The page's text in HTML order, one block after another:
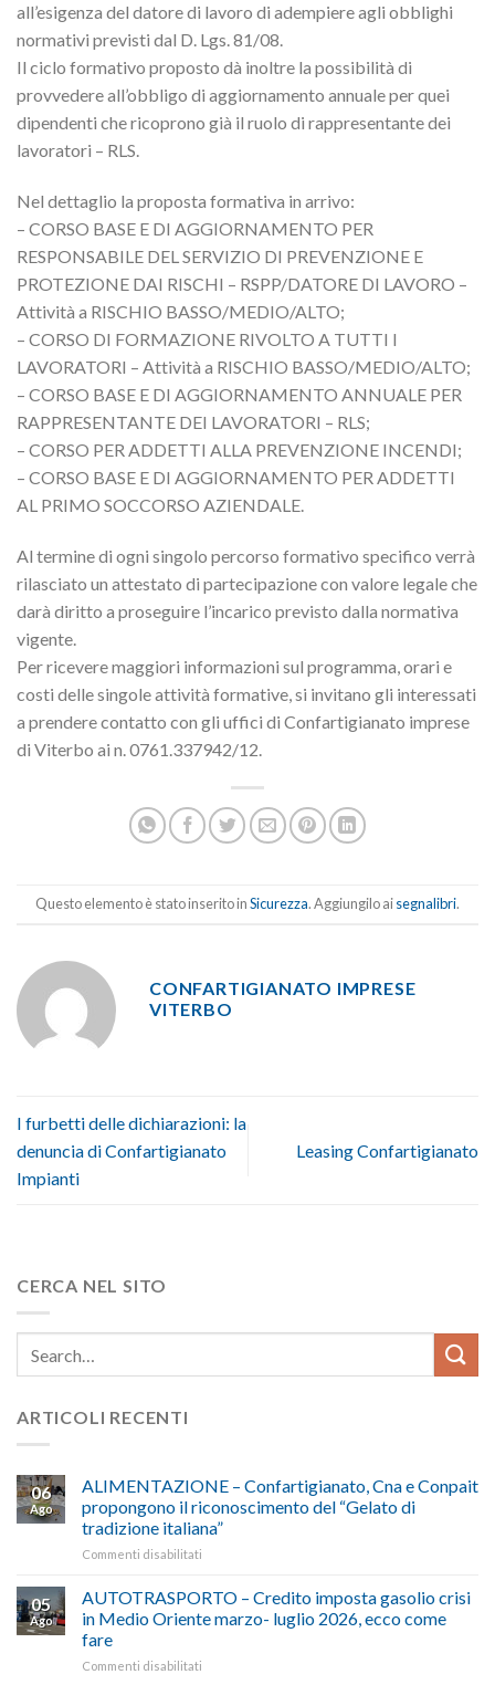
all’esigenza del datore di lavoro di adempiere agli obblighi
normativi previsti dal D. Lgs. 81/08.
Il ciclo formativo proposto dà inoltre la possibilità di
provvedere all’obbligo di aggiornamento annuale per quei
dipendenti che ricoprono già il ruolo di rappresentante dei
lavoratori – RLS.
Nel dettaglio la proposta formativa in arrivo:
– CORSO BASE E DI AGGIORNAMENTO PER
RESPONSABILE DEL SERVIZIO DI PREVENZIONE E
PROTEZIONE DAI RISCHI – RSPP/DATORE DI LAVORO –
Attività a RISCHIO BASSO/MEDIO/ALTO;
– CORSO DI FORMAZIONE RIVOLTO A TUTTI I
LAVORATORI – Attività a RISCHIO BASSO/MEDIO/ALTO;
– CORSO BASE E DI AGGIORNAMENTO ANNUALE PER
RAPPRESENTANTE DEI LAVORATORI – RLS;
– CORSO PER ADDETTI ALLA PREVENZIONE INCENDI;
– CORSO BASE E DI AGGIORNAMENTO PER ADDETTI
AL PRIMO SOCCORSO AZIENDALE.
Al termine di ogni singolo percorso formativo specifico verrà
rilasciato un attestato di partecipazione con valore legale che
darà diritto a proseguire l’incarico previsto dalla normativa
vigente.
Per ricevere maggiori informazioni sul programma, orari e
costi delle singole attività formative, si invitano gli interessati
a prendere contatto con gli uffici di Confartigianato imprese
di Viterbo ai n. 0761.337942/12.
Questo elemento è stato inserito inSicurezza. Aggiungilo aisegnalibri.
CONFARTIGIANATO IMPRESE
VITERBO
I furbetti delle dichiarazioni: la
denuncia di Confartigianato
Impianti
Leasing Confartigianato
CERCA NEL SITO
ARTICOLI RECENTI
06
Ago
ALIMENTAZIONE – Confartigianato, Cna e Conpait
propongono il riconoscimento del “Gelato di
tradizione italiana”
Commenti disabilitati
–
Confartigianato,
Cna
05
Ago
AUTOTRASPORTO – Credito imposta gasolio crisi
in Medio Oriente marzo- luglio 2026, ecco come
fare
Commenti disabilitati